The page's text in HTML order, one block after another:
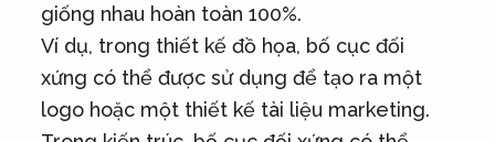
giống nhau hoàn toàn 100%.
Ví dụ, trong thiết kế đồ họa, bố cục đối
xứng có thể được sử dụng để tạo ra một
logo hoặc một thiết kế tài liệu marketing.